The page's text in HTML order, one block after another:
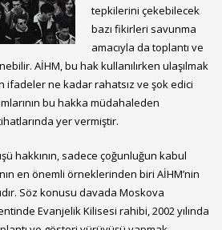
tepkilerini çekebilecek
bazı fikirleri savunma
amacıyla da toplantı ve
AİHM, bu hak kullanılırken ulaşılmak
ifadeler ne kadar rahatsız ve şok edici
bu hakka müdahaleden
yer vermiştir.
hakkının, sadece çoğunluğun kabul
en önemli örneklerinden biri AİHM’nin
Söz konusu davada Moskova
Evanjelik Kilisesi rahibi, 2002 yılında